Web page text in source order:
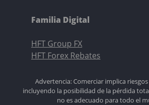
Familia Digital
HFT Group FX
HFT Forex Rebates
Advertencia: Comerciar implica
incluyendo la posibilidad de la pérdida
no es adecuado para todo el